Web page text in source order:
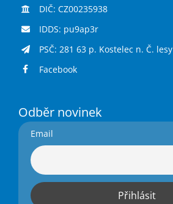
DIČ: CZ00235938
IDDS: pu9ap3r
PSČ: 281 63 p. Kostelec n. Č. lesy
Facebook
Odběr novinek
Email